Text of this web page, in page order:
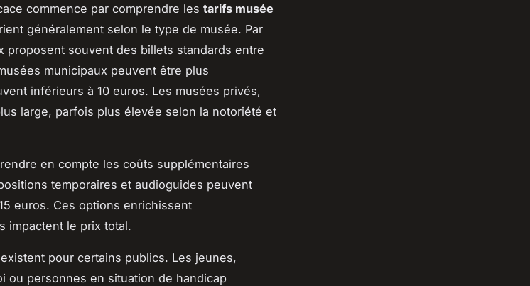
commence par comprendre les tarifs musée
généralement selon le type de musée. Par
proposent souvent des billets standards entre
municipaux peuvent être plus
inférieurs à 10 euros. Les musées privés,
large, parfois plus élevée selon la notoriété et
en compte les coûts supplémentaires
temporaires et audioguides peuvent
euros. Ces options enrichissent
impactent le prix total.
pour certains publics. Les jeunes,
ou personnes en situation de handicap